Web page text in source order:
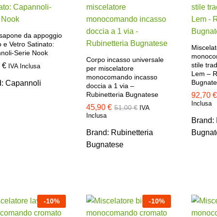
da appoggio
e Vetro Satinato:
Serie Nook
€ IVA Inclusa
€
Capannoli
Corpo incasso universale
per miscelatore
monocomando incasso
doccia a 1 via –
Rubinetteria Bugnatese
45,90 € 51,00€ IVA
Inclusa
45,90 € 51,00€
Brand: Rubinetteria
Bugnatese
stile
Lem –
92,70 €
Inclusa
92,70 €
Brand:
-10% -10%